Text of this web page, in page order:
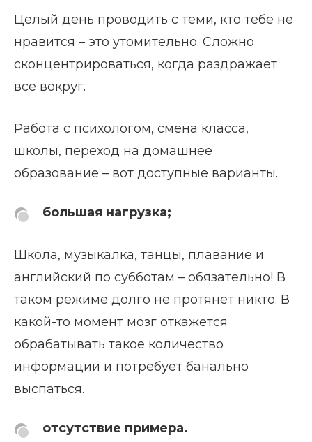
Целый день проводить с теми, кто тебе не
нравится – это утомительно. Сложно
сконцентрироваться, когда раздражает
все вокруг.
Работа с психологом, смена класса,
школы, переход на домашнее
образование – вот доступные варианты.
большая нагрузка;
Школа, музыкалка, танцы, плавание и
английский по субботам – обязательно! В
таком режиме долго не протянет никто. В
какой-то момент мозг откажется
обрабатывать такое количество
информации и потребует банально
выспаться.
отсутствие примера.